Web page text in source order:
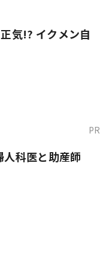
気!? イクメン自
PR
科医と助産師